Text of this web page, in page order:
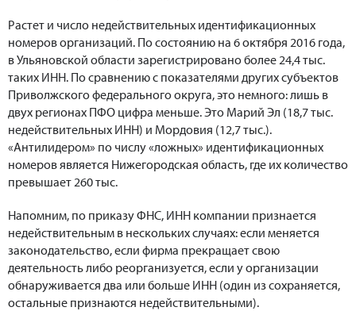
Растет и число недействительных идентификационных
номеров организаций. По состоянию на 6 октября 2016 года,
в Ульяновской области зарегистрировано более 24,4 тыс.
таких ИНН. По сравнению с показателями других субъектов
Приволжского федерального округа, это немного: лишь в
двух регионах ПФО цифра меньше. Это Марий Эл (18,7 тыс.
недействительных ИНН) и Мордовия (12,7 тыс.).
«Антилидером» по числу «ложных» идентификационных
номеров является Нижегородская область, где их количество
превышает 260 тыс.
Напомним, по приказу ФНС, ИНН компании признается
недействительным в нескольких случаях: если меняется
законодательство, если фирма прекращает свою
деятельность либо реорганизуется, если у организации
обнаруживается два или больше ИНН (один из сохраняется,
остальные признаются недействительными).